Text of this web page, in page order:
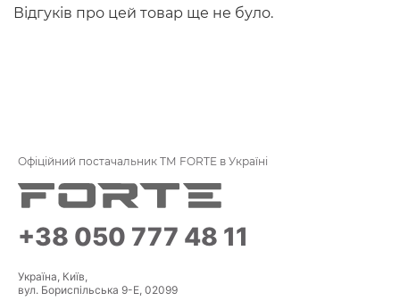
Відгуків про цей товар ще не було.
Офіційний постачальник ТМ FORTE в Україні
+38 050 777 48 11
Україна, Київ,
вул. Бориспільська 9-Е, 02099